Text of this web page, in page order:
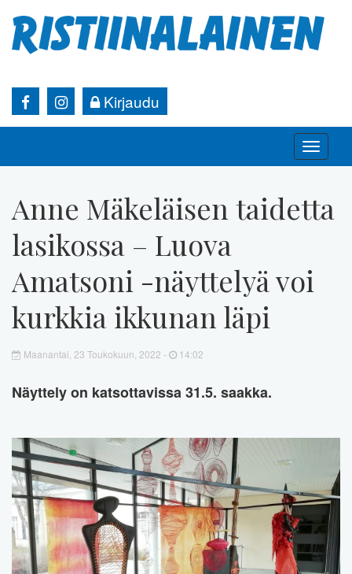
Kirjaudu
Toggle
Anne Mäkeläisen taidetta
lasikossa – Luova
Amatsoni -näyttelyä voi
kurkkia ikkunan läpi
Maanantai, 23 Toukokuun, 2022 - 14:02
Näyttely on katsottavissa 31.5. saakka.